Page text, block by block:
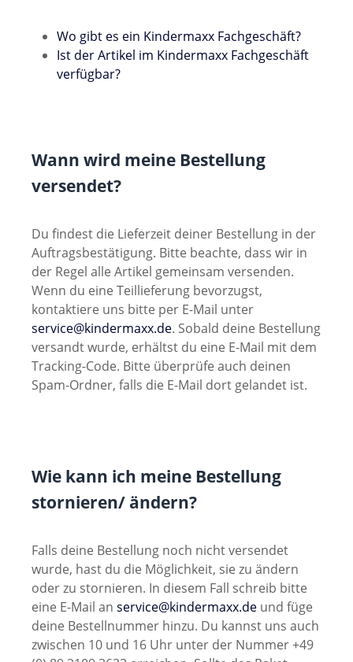
Wo gibt es ein Kindermaxx Fachgeschäft?
Ist der Artikel im Kindermaxx Fachgeschäft
verfügbar?
Wann wird meine Bestellung
versendet?
Du findest die Lieferzeit deiner Bestellung in der
Auftragsbestätigung. Bitte beachte, dass wir in
der Regel alle Artikel gemeinsam versenden.
Wenn du eine Teillieferung bevorzugst,
kontaktiere uns bitte per E-Mail unter
service@kindermaxx.de. Sobald deine Bestellung
versandt wurde, erhältst du eine E-Mail mit dem
Tracking-Code. Bitte überprüfe auch deinen
Spam-Ordner, falls die E-Mail dort gelandet ist.
Wie kann ich meine Bestellung
stornieren/ ändern?
Falls deine Bestellung noch nicht versendet
wurde, hast du die Möglichkeit, sie zu ändern
oder zu stornieren. In diesem Fall schreib bitte
eine E-Mail an service@kindermaxx.de und füge
deine Bestellnummer hinzu. Du kannst uns auch
zwischen 10 und 16 Uhr unter der Nummer +49